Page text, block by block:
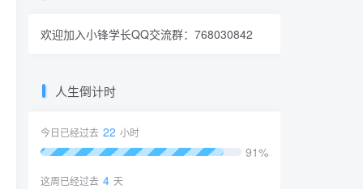
欢迎加入小锋学长QQ交流群： 768030842
人生倒计时
今日已经过去 22 小时
91%
这周已经过去 4 天